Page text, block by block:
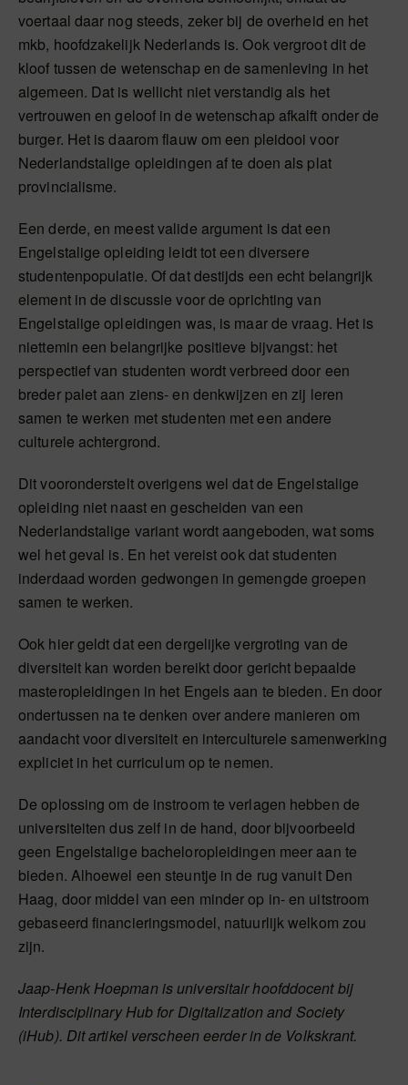
voertaal daar nog steeds, zeker bij de overheid en het
mkb, hoofdzakelijk Nederlands is. Ook vergroot dit de
kloof tussen de wetenschap en de samenleving in het
algemeen. Dat is wellicht niet verstandig als het
vertrouwen en geloof in de wetenschap afkalft onder de
burger. Het is daarom flauw om een pleidooi voor
Nederlandstalige opleidingen af te doen als plat
provincialisme.
Een derde, en meest valide argument is dat een
Engelstalige opleiding leidt tot een diversere
studentenpopulatie. Of dat destijds een echt belangrijk
element in de discussie voor de oprichting van
Engelstalige opleidingen was, is maar de vraag. Het is
niettemin een belangrijke positieve bijvangst: het
perspectief van studenten wordt verbreed door een
breder palet aan ziens- en denkwijzen en zij leren
samen te werken met studenten met een andere
culturele achtergrond.
Dit vooronderstelt overigens wel dat de Engelstalige
opleiding niet naast en gescheiden van een
Nederlandstalige variant wordt aangeboden, wat soms
wel het geval is. En het vereist ook dat studenten
inderdaad worden gedwongen in gemengde groepen
samen te werken.
Ook hier geldt dat een dergelijke vergroting van de
diversiteit kan worden bereikt door gericht bepaalde
masteropleidingen in het Engels aan te bieden. En door
ondertussen na te denken over andere manieren om
aandacht voor diversiteit en interculturele samenwerking
expliciet in het curriculum op te nemen.
De oplossing om de instroom te verlagen hebben de
universiteiten dus zelf in de hand, door bijvoorbeeld
geen Engelstalige bacheloropleidingen meer aan te
bieden. Alhoewel een steuntje in de rug vanuit Den
Haag, door middel van een minder op in- en uitstroom
gebaseerd financieringsmodel, natuurlijk welkom zou
zijn.
Jaap-Henk Hoepman is universitair hoofddocentbij
Interdisciplinary Hub for Digitalization and Society
(iHub). Dit artikel verscheen eerder in de Volkskrant.